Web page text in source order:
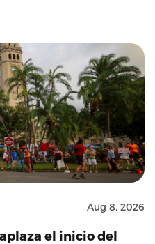
Aug 8, 2026
el inicio del